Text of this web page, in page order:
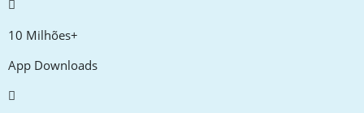
10 Milhões+
App Downloads